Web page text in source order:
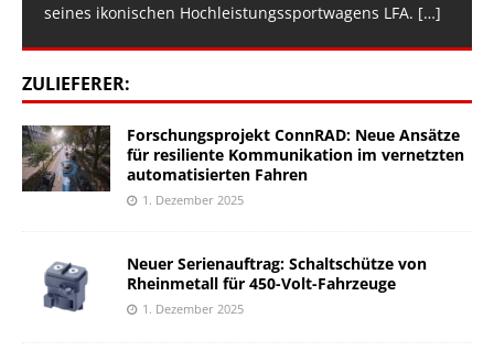
seines ikonischen Hochleistungssportwagens LFA. […]
ZULIEFERER:
Forschungsprojekt ConnRAD: Neue Ansätze
für resiliente Kommunikation im vernetzten
automatisierten Fahren
1. Dezember 2025
Neuer Serienauftrag: Schaltschütze von
Rheinmetall für 450-Volt-Fahrzeuge
1. Dezember 2025